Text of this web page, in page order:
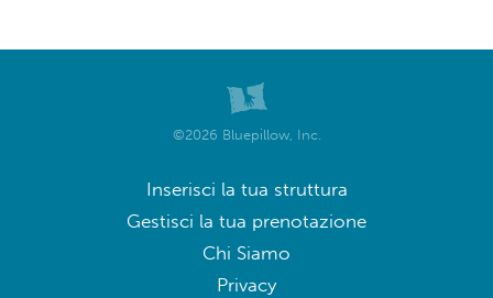
©2026 Bluepillow, Inc.
Inserisci la tua struttura
Gestisci la tua prenotazione
Chi Siamo
Privacy